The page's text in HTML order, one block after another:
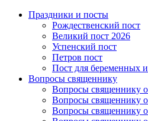
Праздники и посты
Рождественский пост
Великий пост 2026
Успенский пост
Петров пост
Пост для беременных
Вопросы священнику
Вопросы священнику о
Вопросы священнику
Вопросы священнику